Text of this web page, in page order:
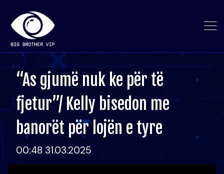
“As gjumë nuk ke për të
fjetur”/ Kelly bisedon me
banorët për lojën e tyre
00:48 31.03.2025